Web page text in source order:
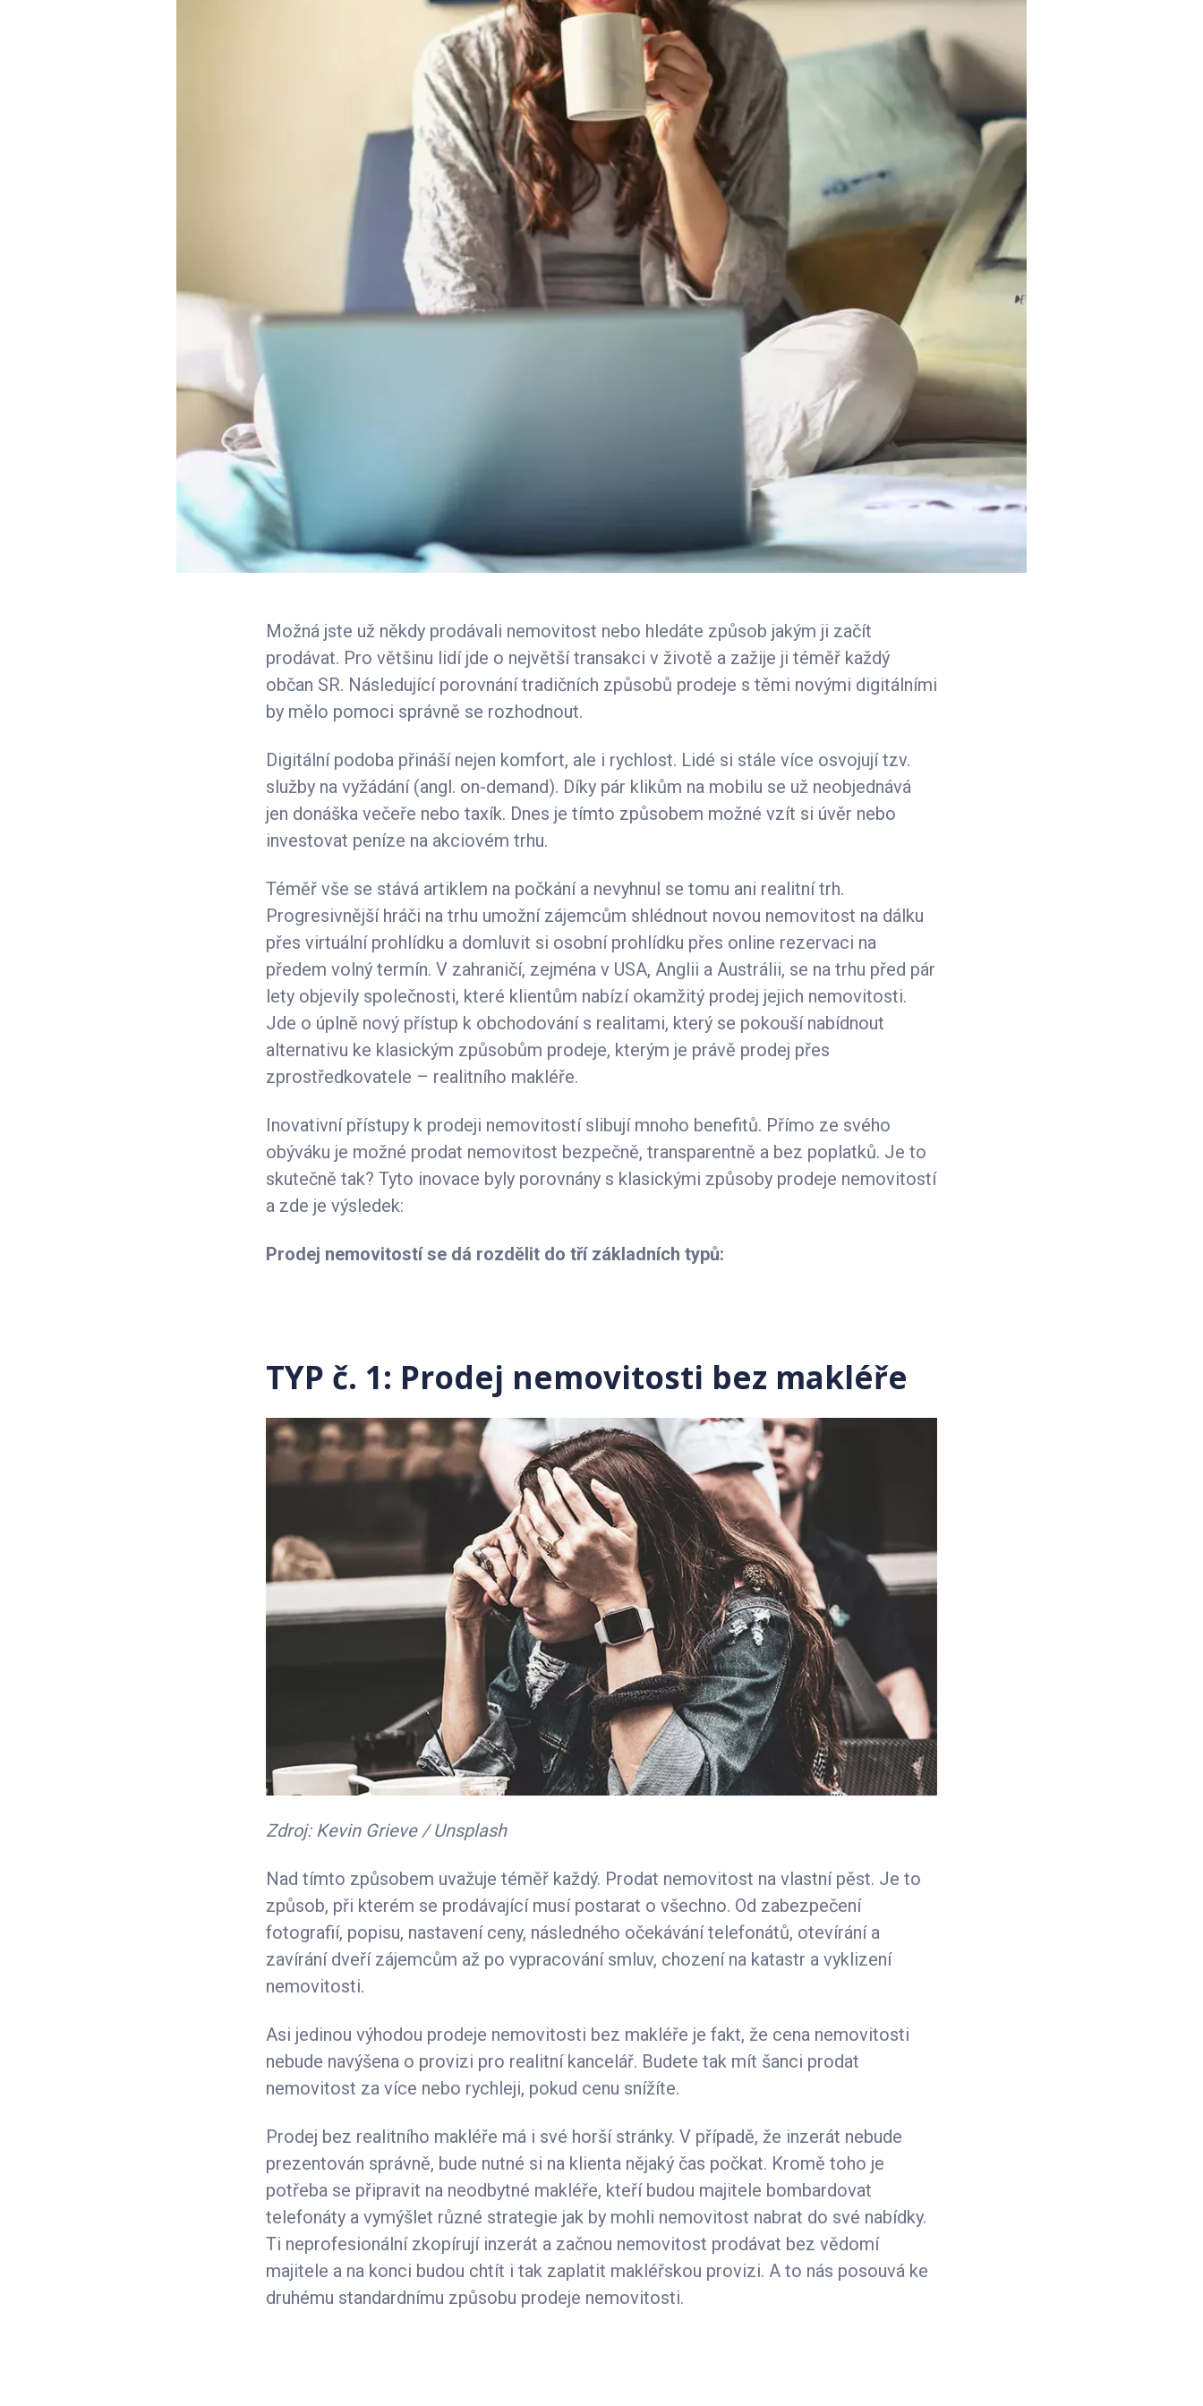
Možná jste už někdy prodávali nemovitost nebo hledáte způsob jakým ji začít
prodávat. Pro většinu lidí jde o největší transakci v životě a zažije ji téměř každý
občan SR. Následující porovnání tradičních způsobů prodeje s těmi novými digitálními
by mělo pomoci správně se rozhodnout.
Digitální podoba přináší nejen komfort, ale i rychlost. Lidé si stále více osvojují tzv.
služby na vyžádání (angl. on-demand). Díky pár klikům na mobilu se už neobjednává
jen donáška večeře nebo taxík. Dnes je tímto způsobem možné vzít si úvěr nebo
investovat peníze na akciovém trhu.
Téměř vše se stává artiklem na počkání a nevyhnul se tomu ani realitní trh.
Progresivnější hráči na trhu umožní zájemcům shlédnout novou nemovitost na dálku
přes virtuální prohlídku a domluvit si osobní prohlídku přes online rezervaci na
předem volný termín. V zahraničí, zejména v USA, Anglii a Austrálii, se na trhu před pár
lety objevily společnosti, které klientům nabízí okamžitý prodej jejich nemovitosti.
Jde o úplně nový přístup k obchodování s realitami, který se pokouší nabídnout
alternativu ke klasickým způsobům prodeje, kterým je právě prodej přes
zprostředkovatele – realitního makléře.
Inovativní přístupy k prodeji nemovitostí slibují mnoho benefitů. Přímo ze svého
obýváku je možné prodat nemovitost bezpečně, transparentně a bez poplatků. Je to
skutečně tak? Tyto inovace byly porovnány s klasickými způsoby prodeje nemovitostí
a zde je výsledek:
Prodej nemovitostí se dá rozdělit do tří základních typů:
TYP č. 1: Prodej nemovitosti bez makléře
Zdroj: Kevin Grieve / Unsplash
Nad tímto způsobem uvažuje téměř každý. Prodat nemovitost na vlastní pěst. Je to
způsob, při kterém se prodávající musí postarat o všechno. Od zabezpečení
fotografií, popisu, nastavení ceny, následného očekávání telefonátů, otevírání a
zavírání dveří zájemcům až po vypracování smluv, chození na katastr a vyklizení
nemovitosti.
Asi jedinou výhodou prodeje nemovitosti bez makléře je fakt, že cena nemovitosti
nebude navýšena o provizi pro realitní kancelář. Budete tak mít šanci prodat
nemovitost za více nebo rychleji, pokud cenu snížíte.
Prodej bez realitního makléře má i své horší stránky. V případě, že inzerát nebude
prezentován správně, bude nutné si na klienta nějaký čas počkat. Kromě toho je
potřeba se připravit na neodbytné makléře, kteří budou majitele bombardovat
telefonáty a vymýšlet různé strategie jak by mohli nemovitost nabrat do své nabídky.
Ti neprofesionální zkopírují inzerát a začnou nemovitost prodávat bez vědomí
majitele a na konci budou chtít i tak zaplatit makléřskou provizi. A to nás posouvá ke
druhému standardnímu způsobu prodeje nemovitosti.